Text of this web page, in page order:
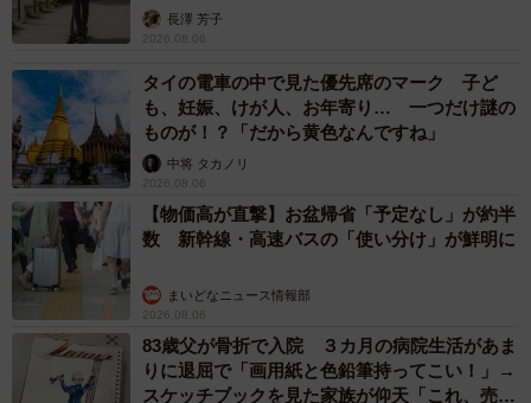
説】長澤 芳子
2026.08.06
タイの電車の中で見た優先席のマーク 子ど
も、妊娠、けが人、お年寄り… 一つだけ謎の
ものが！？「だから黄色なんですね」
中将 タカノリ
2026.08.06
【物価高が直撃】お盆帰省「予定なし」が約半
数 新幹線・高速バスの「使い分け」が鮮明に
まいどなニュース情報部
2026.08.06
83歳父が骨折で入院 ３カ月の病院生活があま
りに退屈で「画用紙と色鉛筆持ってこい！」→
スケッチブックを見た家族が仰天「これ、売れ